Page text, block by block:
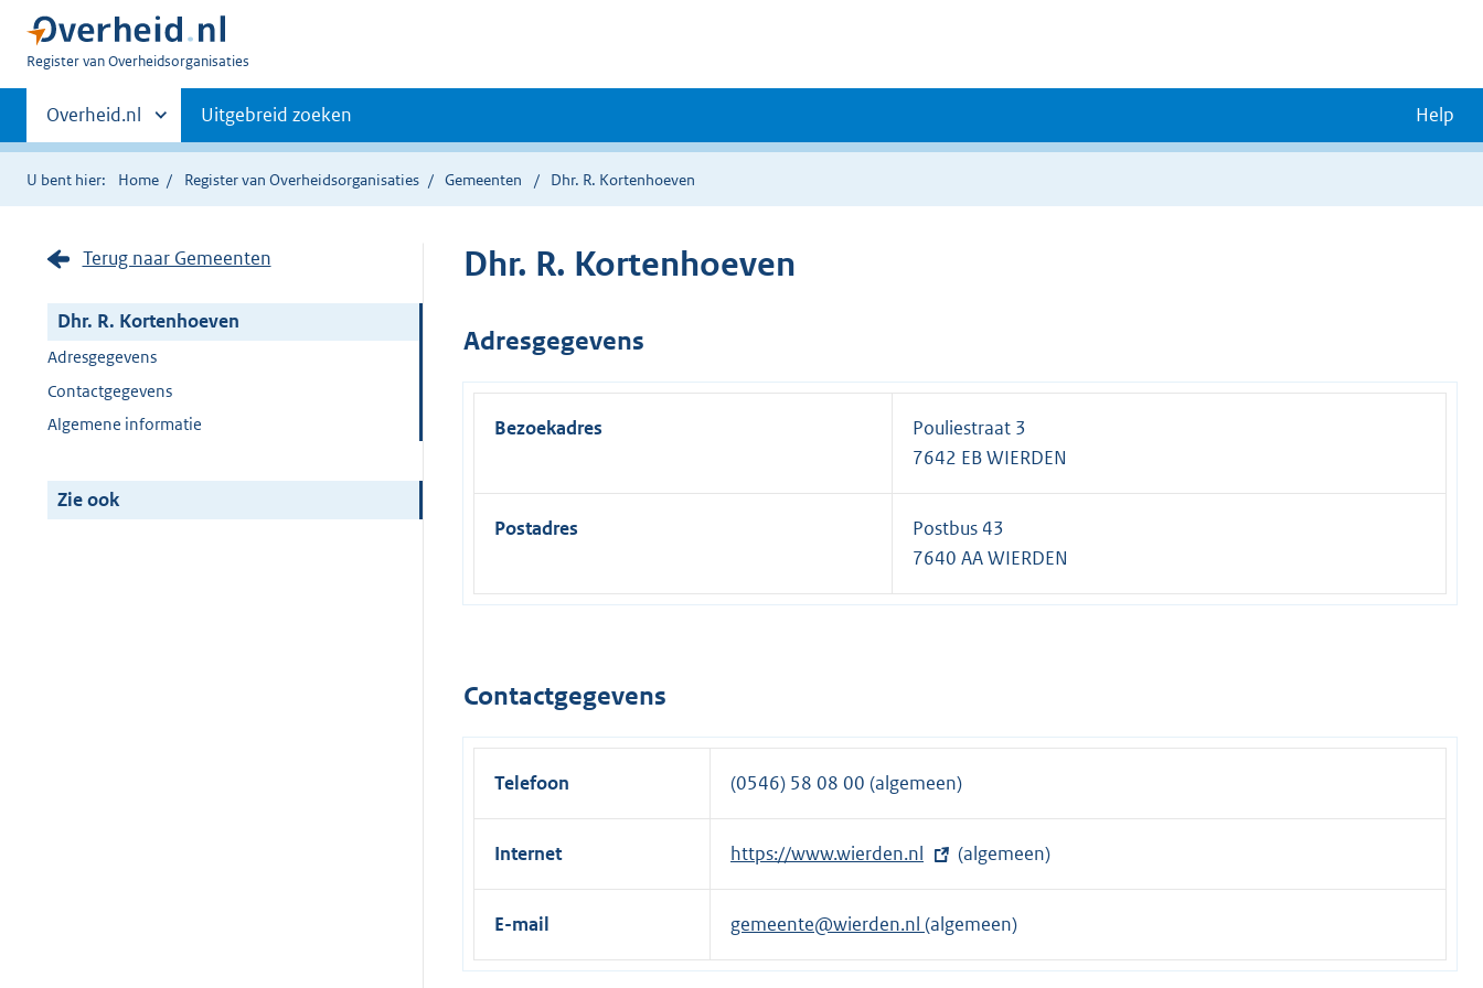
U
Register van Overheidsorganisaties
Primaire
navigatie
Andere
sites
binnen
Overheid.nl Uitgebreid zoeken Help
U bent hier: Home Register van Overheidsorganisaties Gemeenten Dhr. R. Kortenhoeven
Terug naar Gemeenten
Dhr. R. Kortenhoeven
Adresgegevens
Contactgegevens
Algemene informatie
Zie ook
Dhr. R. Kortenhoeven
Adresgegevens
Bezoekadres
Pouliestraat 3
7642 EB WIERDEN
Postadres
Postbus 43
7640 AA WIERDEN
Contactgegevens
Telefoon (0546) 58 08 00 (algemeen)
Internet
E
x
e
r
https://www.wierden.nl (algemeen)
E-mail gemeente@wierden.nl (algemeen)